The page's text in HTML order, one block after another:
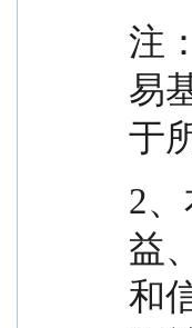
注
易
于
2
益
和